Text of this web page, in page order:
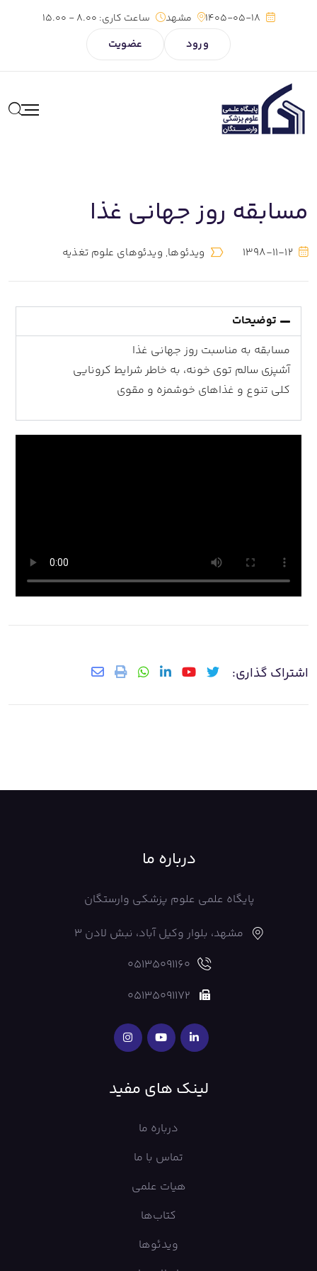
1405-05-18 مشهد ساعت کاری:
ورود عضویت
مسابقه روز جهانی غذا
1398-11-12 ویدئوها, ویدئوهای علوم تغذیه
توضیحات
مسابقه به مناسبت روز جهانی غذا
آشپزی سالم توی خونه، به خاطر شرایط کرونایی
کلی تنوع و غذاهای خوشمزه و مقوی
اشتراک گذاری:
درباره ما
پایگاه علمی علوم پزشکی وارستگان
مشهد، بلوار وکیل آباد، نبش لادن 3
05135091160
05135091172
لینک های مفید
درباره ما
تماس با ما
هیات علمی
کتاب‌ها
ویدئوها